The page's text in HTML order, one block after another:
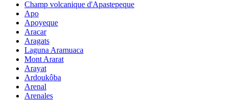
Champ volcanique d'Apastepeque
Apo
Apoyeque
Aracar
Aragats
Laguna Aramuaca
Mont Ararat
Arayat
Ardoukôba
Arenal
Arenales